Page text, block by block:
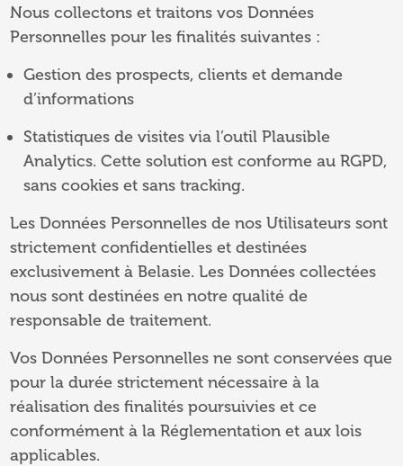
Nous collectons et traitons vos Données
Personnelles pour les finalités suivantes :
Gestion des prospects, clients et demande
d’informations
Statistiques de visites via l’outil Plausible
Analytics. Cette solution est conforme au RGPD,
sans cookies et sans tracking.
Les Données Personnelles de nos Utilisateurs sont
strictement confidentielles et destinées
exclusivement à Belasie. Les Données collectées
nous sont destinées en notre qualité de
responsable de traitement.
Vos Données Personnelles ne sont conservées que
pour la durée strictement nécessaire à la
réalisation des finalités poursuivies et ce
conformément à la Réglementation et aux lois
applicables.